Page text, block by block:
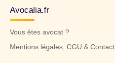
Avocalia.fr
Vous êtes avocat ?
Mentions légales, CGU & Contact